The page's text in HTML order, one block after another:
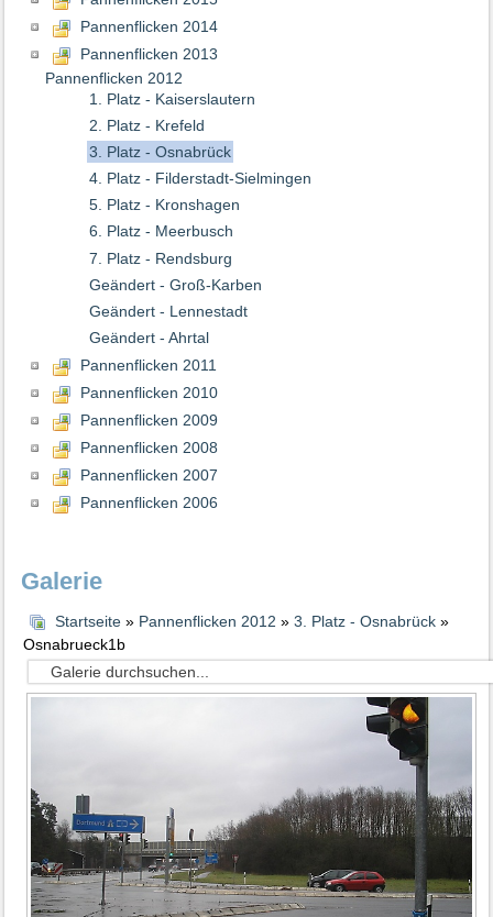
Pannenflicken 2014
Pannenflicken 2013
Pannenflicken 2012
1. Platz - Kaiserslautern
2. Platz - Krefeld
3. Platz - Osnabrück
4. Platz - Filderstadt-Sielmingen
5. Platz - Kronshagen
6. Platz - Meerbusch
7. Platz - Rendsburg
Geändert - Groß-Karben
Geändert - Lennestadt
Geändert - Ahrtal
Pannenflicken 2011
Pannenflicken 2010
Pannenflicken 2009
Pannenflicken 2008
Pannenflicken 2007
Pannenflicken 2006
Galerie
Startseite» Pannenflicken 2012 » 3. Platz - Osnabrück»
Osnabrueck1b